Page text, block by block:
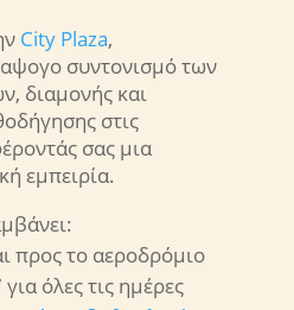
City Plaza,
συντονισμό των
διαμονής και
στις
σας μια
εμπειρία.
προς το αεροδρόμιο
όλες τις ημέρες